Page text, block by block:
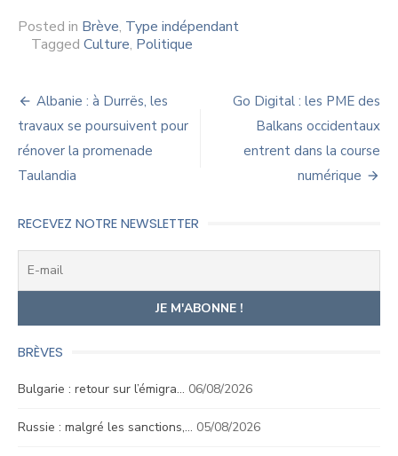
Posted in Brève, Type indépendant
Tagged Culture, Politique
Navigation
de
l’article
Albanie : à Durrës, les
travaux se poursuivent pour
rénover la promenade
Taulandia
Go Digital : les PME des
Balkans occidentaux
entrent dans la course
numérique
RECEVEZ NOTRE NEWSLETTER
BRÈVES
Bulgarie : retour sur l’émigra… 06/08/2026
Russie : malgré les sanctions,… 05/08/2026